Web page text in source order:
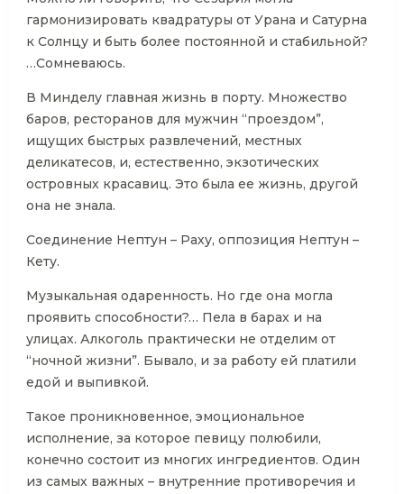
гармонизировать квадратуры от Урана и Сатурна
к Солнцу и быть более постоянной и стабильной?
…Сомневаюсь.
В Минделу главная жизнь в порту. Множество
баров, ресторанов для мужчин “проездом”,
ищущих быстрых развлечений, местных
деликатесов, и, естественно, экзотических
островных красавиц. Это была ее жизнь, другой
она не знала.
Соединение Нептун – Раху, оппозиция Нептун –
Кету.
Музыкальная одаренность. Но где она могла
проявить способности?… Пела в барах и на
улицах. Алкоголь практически не отделим от
“ночной жизни”. Бывало, и за работу ей платили
едой и выпивкой.
Такое проникновенное, эмоциональное
исполнение, за которое певицу полюбили,
конечно состоит из многих ингредиентов. Один
из самых важных – внутренние противоречия и